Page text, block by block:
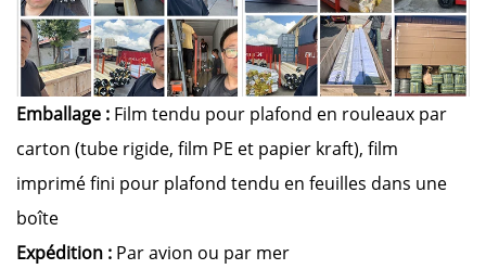
Emballage : Film tendu pour plafond en rouleaux par
carton (tube rigide, film PE et papier kraft), film
imprimé fini pour plafond tendu en feuilles dans une
boîte
Expédition : Par avion ou par mer